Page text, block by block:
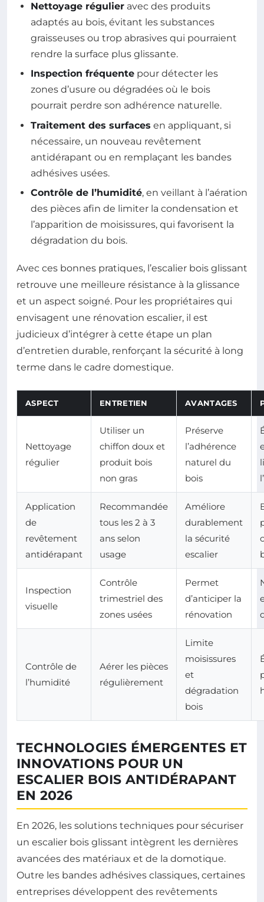
Nettoyage régulier avec des produits
adaptés au bois, évitant les substances
graisseuses ou trop abrasives qui pourraient
rendre la surface plus glissante.
Inspection fréquente pour détecter les
zones d’usure ou dégradées où le bois
pourrait perdre son adhérence naturelle.
Traitement des surfaces en appliquant, si
nécessaire, un nouveau revêtement
antidérapant ou en remplaçant les bandes
adhésives usées.
Contrôle de l’humidité, en veillant à l’aération
des pièces afin de limiter la condensation et
l’apparition de moisissures, qui favorisent la
dégradation du bois.
Avec ces bonnes pratiques, l’escalier bois glissant
retrouve une meilleure résistance à la glissance
et un aspect soigné. Pour les propriétaires qui
envisagent une rénovation escalier, il est
judicieux d’intégrer à cette étape un plan
d’entretien durable, renforçant la sécurité à long
terme dans le cadre domestique.
ASPECT ENTRETIEN AVANTAGES
Nettoyage
régulier
Utiliser un
chiffon doux et
produit bois
non gras
Préserve
l’adhérence
naturel du
bois
Application
de
revêtement
antidérapant
Recommandée
tous les 2 à 3
ans selon
usage
Améliore
durablement
la sécurité
escalier
Inspection
visuelle
Contrôle
trimestriel des
zones usées
Permet
d’anticiper la
rénovation
Contrôle de
l’humidité
Aérer les pièces
régulièrement
Limite
moisissures
et
dégradation
bois
TECHNOLOGIES ÉMERGENTES ET
INNOVATIONS POUR UN
ESCALIER BOIS ANTIDÉRAPANT
EN 2026
En 2026, les solutions techniques pour sécuriser
un escalier bois glissant intègrent les dernières
avancées des matériaux et de la domotique.
Outre les bandes adhésives classiques, certaines
entreprises développent des revêtements